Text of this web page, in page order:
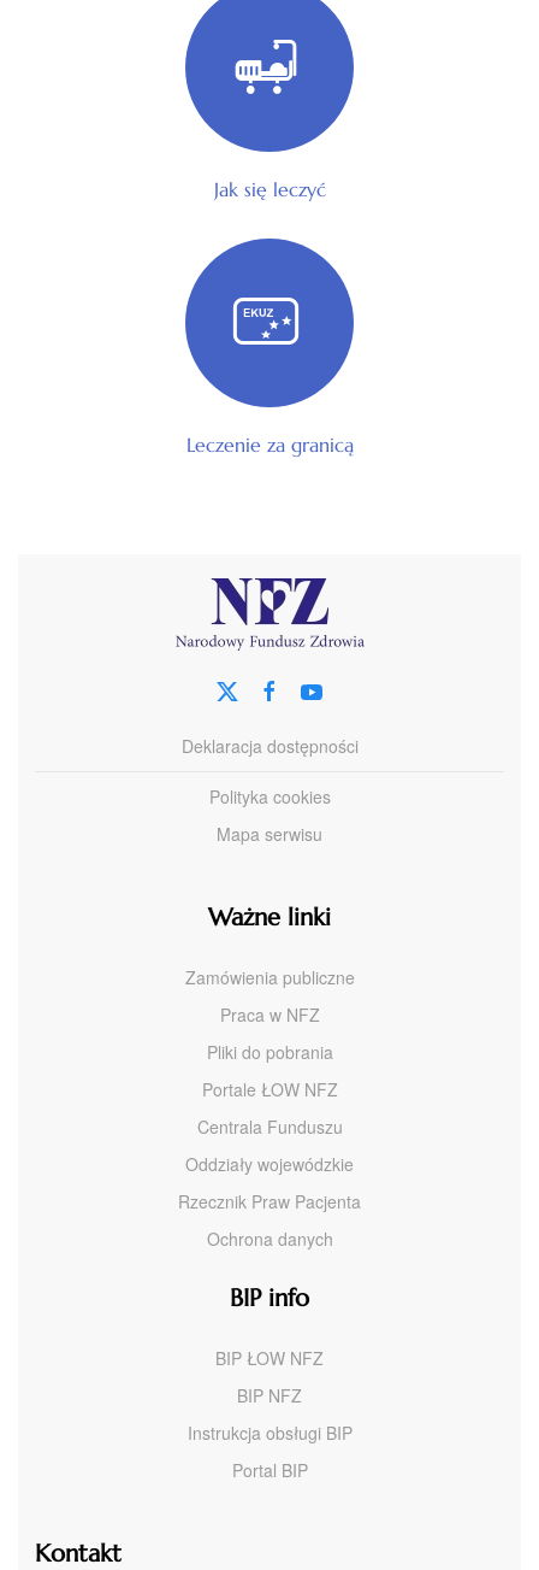
Jak się leczyć
Leczenie za granicą
Deklaracja dostępności
Polityka cookies
Mapa serwisu
Ważne linki
Zamówienia publiczne
Praca w NFZ
Pliki do pobrania
Portale ŁOW NFZ
Centrala Funduszu
Oddziały wojewódzkie
Rzecznik Praw Pacjenta
Ochrona danych
BIP info
BIP ŁOW NFZ
BIP NFZ
Instrukcja obsługi BIP
Portal BIP
Kontakt